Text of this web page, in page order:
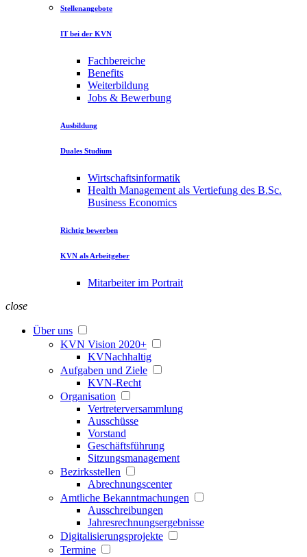
Stellenangebote
IT bei der KVN
Fachbereiche
Benefits
Weiterbildung
Jobs & Bewerbung
Ausbildung
Duales Studium
Wirtschaftsinformatik
Health Management als Vertiefung des B.Sc.
Business Economics
Richtig bewerben
KVN als Arbeitgeber
Mitarbeiter im Portrait
close
Über uns
KVN Vision 2020+
KVNachhaltig
Aufgaben und Ziele
KVN-Recht
Organisation
Vertreterversammlung
Ausschüsse
Vorstand
Geschäftsführung
Sitzungsmanagement
Bezirksstellen
Abrechnungscenter
Amtliche Bekanntmachungen
Ausschreibungen
Jahresrechnungsergebnisse
Digitalisierungsprojekte
Termine